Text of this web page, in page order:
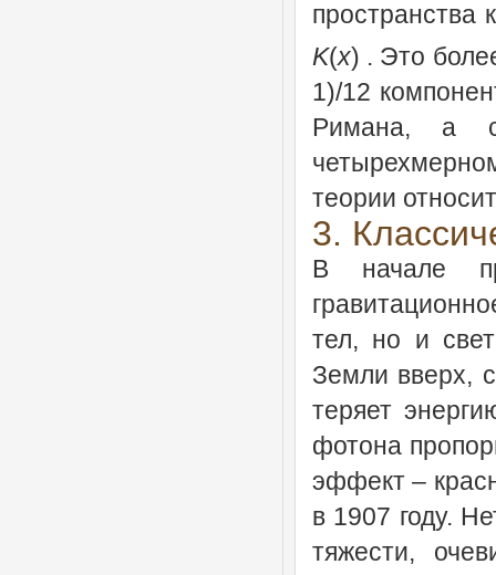
пространства
K(x) . Это
1)/12
Римана, а
теории
3.
В начале
тел, но и
Земли вверх,
теряет
фотона
эффект –
в 1907 году.
тяжести,